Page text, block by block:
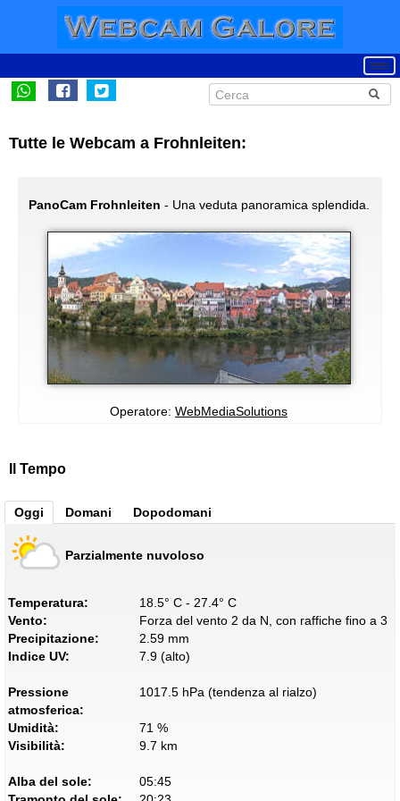
Tutte le Webcam a Frohnleiten:
PanoCam Frohnleiten - Una veduta panoramica splendida.
Operatore: WebMediaSolutions
Il Tempo
Oggi Domani Dopodomani
Parzialmente nuvoloso
Temperatura:
18.5° C - 27.4° C
Vento:
Forza del vento 2 da N, con raffiche fino a 3
Precipitazione:
2.59 mm
Indice UV:
7.9 (alto)
Pressione
atmosferica:
1017.5 hPa (tendenza al rialzo)
Umidità:
71 %
Visibilità:
9.7 km
Alba del sole:
05:45